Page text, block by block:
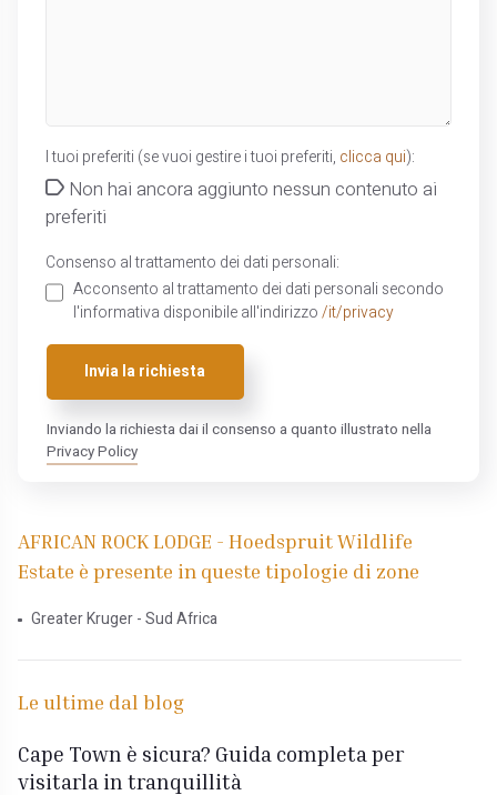
I tuoi preferiti (se vuoi gestire i tuoi preferiti, clicca qui):
Non hai ancora aggiunto nessun contenuto ai
preferiti
Consenso al trattamento dei dati personali:
Acconsento al trattamento dei dati personali secondo
l'informativa disponibile all'indirizzo /it/privacy
Invia la richiesta
Inviando la richiesta dai il consenso a quanto illustrato nella
Privacy Policy
AFRICAN ROCK LODGE - Hoedspruit Wildlife
Estate è presente in queste tipologie di zone
Greater Kruger - Sud Africa
Le ultime dal blog
Cape Town è sicura? Guida completa per
visitarla in tranquillità